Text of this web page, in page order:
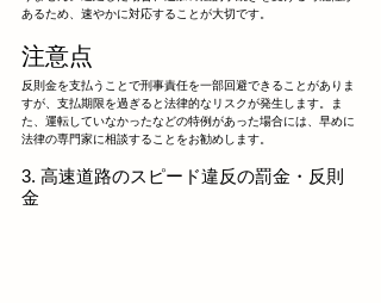
あるため、速やかに対応することが大切です。
注意点
反則金を支払うことで刑事責任を一部回避できることがありま
すが、支払期限を過ぎると法律的なリスクが発生します。ま
た、運転していなかったなどの特例があった場合には、早めに
法律の専門家に相談することをお勧めします。
3. 高速道路のスピード違反の罰金・反則
金